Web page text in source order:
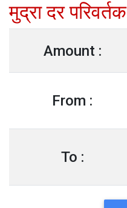
मुद्रा दर परिवर्तक
Amount :
From :
To :